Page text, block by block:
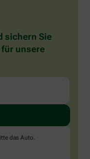
sichern Sie
unsere
das Auto